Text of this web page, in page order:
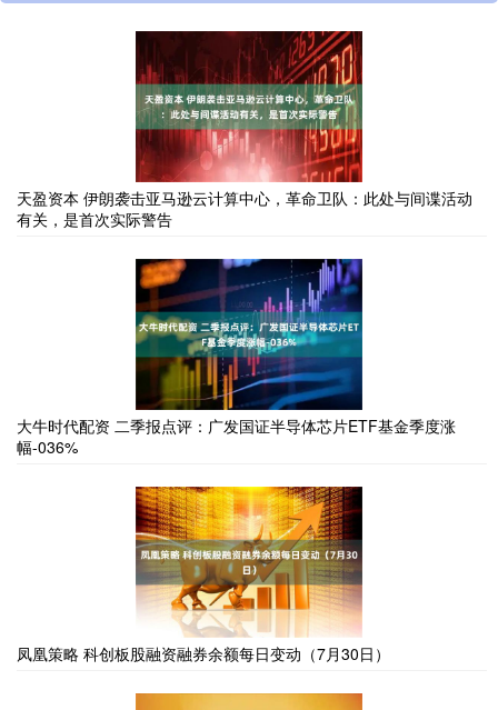
天盈资本 伊朗袭击亚马逊云计算中心，革命卫队：此处与间谍活动
有关，是首次实际警告
大牛时代配资 二季报点评：广发国证半导体芯片ETF基金季度涨
幅-036%
凤凰策略 科创板股融资融券余额每日变动（7月30日）